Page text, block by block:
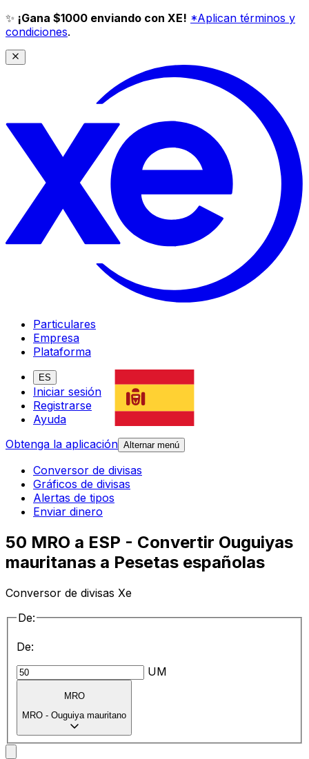
✨ ¡Gana $1000 enviando con XE! *Aplican términos y
condiciones.
Particulares
Empresa
Plataforma
ES
Iniciar sesión
Registrarse
Ayuda
Obtenga la aplicación Alternar menú
Conversor de divisas
Gráficos de divisas
Alertas de tipos
Enviar dinero
50 MRO a ESP - Convertir Ouguiyas
mauritanas a Pesetas españolas
Conversor de divisas Xe
De:
De:
UM
MRO
MRO - Ouguiya mauritano